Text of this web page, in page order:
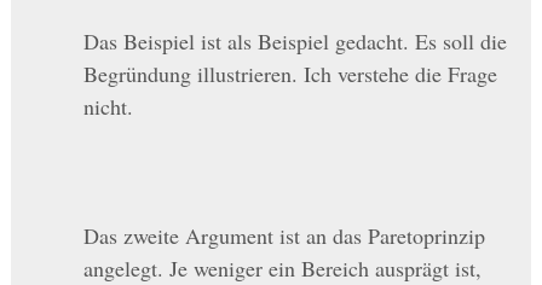
Das Beispiel ist als Beispiel gedacht. Es soll die
Begründung illustrieren. Ich verstehe die Frage
nicht.
Das zweite Argument ist an das Paretoprinzip
angelegt. Je weniger ein Bereich ausprägt ist,